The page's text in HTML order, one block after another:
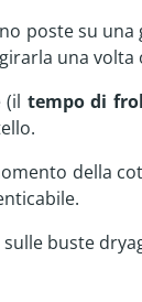
poste su
una volta
(il tempo di
della
buste